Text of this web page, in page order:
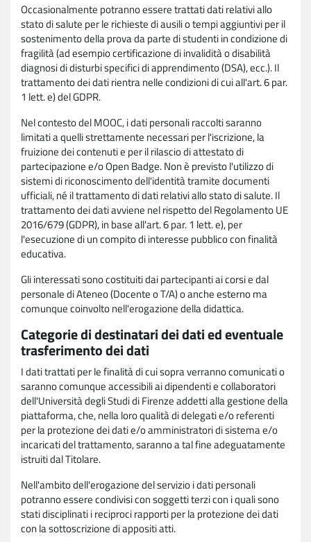
Occasionalmente potranno essere trattati dati relativi allo
stato di salute per le richieste di ausili o tempi aggiuntivi per il
sostenimento della prova da parte di studenti in condizione di
fragilità (ad esempio certificazione di invalidità o disabilità
diagnosi di disturbi specifici di apprendimento (DSA), ecc.). Il
trattamento dei dati rientra nelle condizioni di cui all'art. 6 par.
1 lett. e) del GDPR.
Nel contesto del MOOC, i dati personali raccolti saranno
limitati a quelli strettamente necessari per l'iscrizione, la
fruizione dei contenuti e per il rilascio di attestato di
partecipazione e/o Open Badge. Non è previsto l'utilizzo di
sistemi di riconoscimento dell'identità tramite documenti
ufficiali, né il trattamento di dati relativi allo stato di salute. Il
trattamento dei dati avviene nel rispetto del Regolamento UE
2016/679 (GDPR), in base all'art. 6 par. 1 lett. e), per
l'esecuzione di un compito di interesse pubblico con finalità
educativa.
Gli interessati sono costituiti dai partecipanti ai corsi e dal
personale di Ateneo (Docente o T/A) o anche esterno ma
comunque coinvolto nell'erogazione della didattica.
Categorie di destinatari dei dati ed eventuale
trasferimento dei dati
I dati trattati per le finalità di cui sopra verranno comunicati o
saranno comunque accessibili ai dipendenti e collaboratori
dell'Università degli Studi di Firenze addetti alla gestione della
piattaforma, che, nella loro qualità di delegati e/o referenti
per la protezione dei dati e/o amministratori di sistema e/o
incaricati del trattamento, saranno a tal fine adeguatamente
istruiti dal Titolare.
Nell'ambito dell'erogazione del servizio i dati personali
potranno essere condivisi con soggetti terzi con i quali sono
stati disciplinati i reciproci rapporti per la protezione dei dati
con la sottoscrizione di appositi atti.